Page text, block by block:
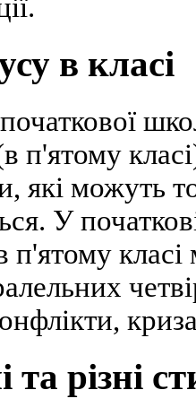
в класі
п'ятому
які можуть
У
п'ятому
та різні